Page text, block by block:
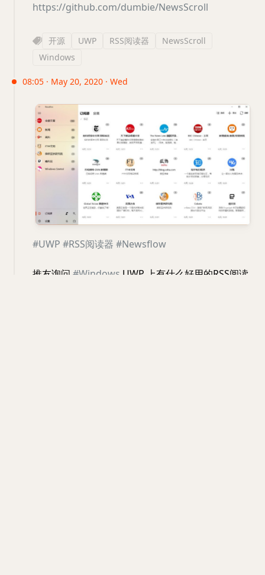
https://github.com/dumbie/NewsScroll
开源 UWP RSS阅读器
NewsScroll
Windows
08:05 · May 20, 2020 · Wed
#UWP #RSS阅读器 #Newsflow
推友询问 #Windows UWP 上有什么好用的RSS阅读